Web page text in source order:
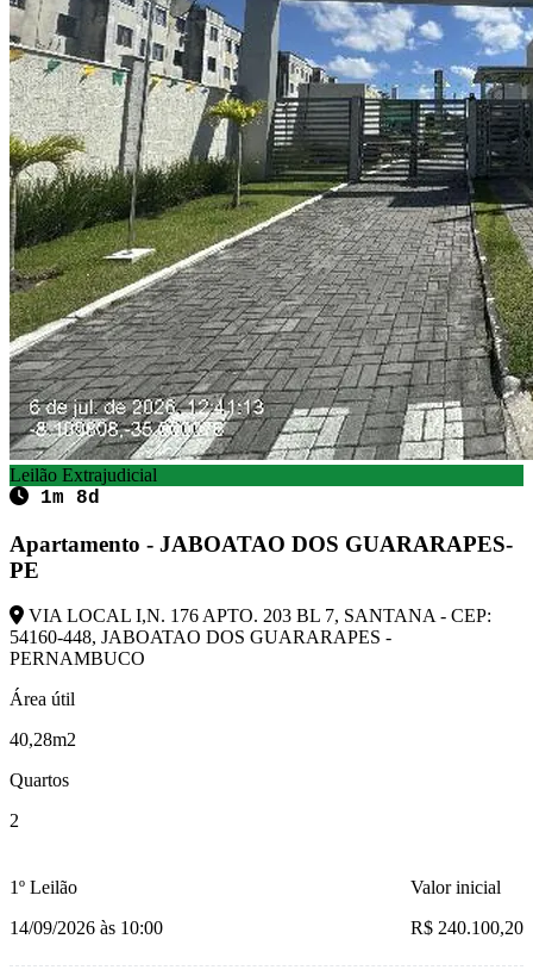
Leilão Extrajudicial
1m 8d
Apartamento - JABOATAO DOS GUARARAPES-
PE
VIA LOCAL I,N. 176 APTO. 203 BL 7, SANTANA - CEP:
54160-448, JABOATAO DOS GUARARAPES -
PERNAMBUCO
Área útil
40,28m2
Quartos
2
1º Leilão
14/09/2026 às 10:00
Valor inicial
R$ 240.100,20